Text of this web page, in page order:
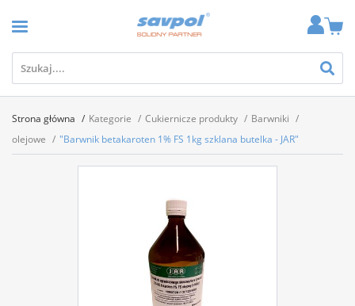
Strona główna Kategorie Cukiernicze produkty
Barwniki
olejowe
"Barwnik betakaroten 1% FS 1kg szklana butelka - JAR"